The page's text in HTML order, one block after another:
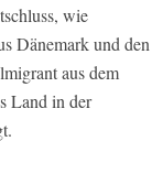
wie
Dänemark und den
aus dem
Land in der